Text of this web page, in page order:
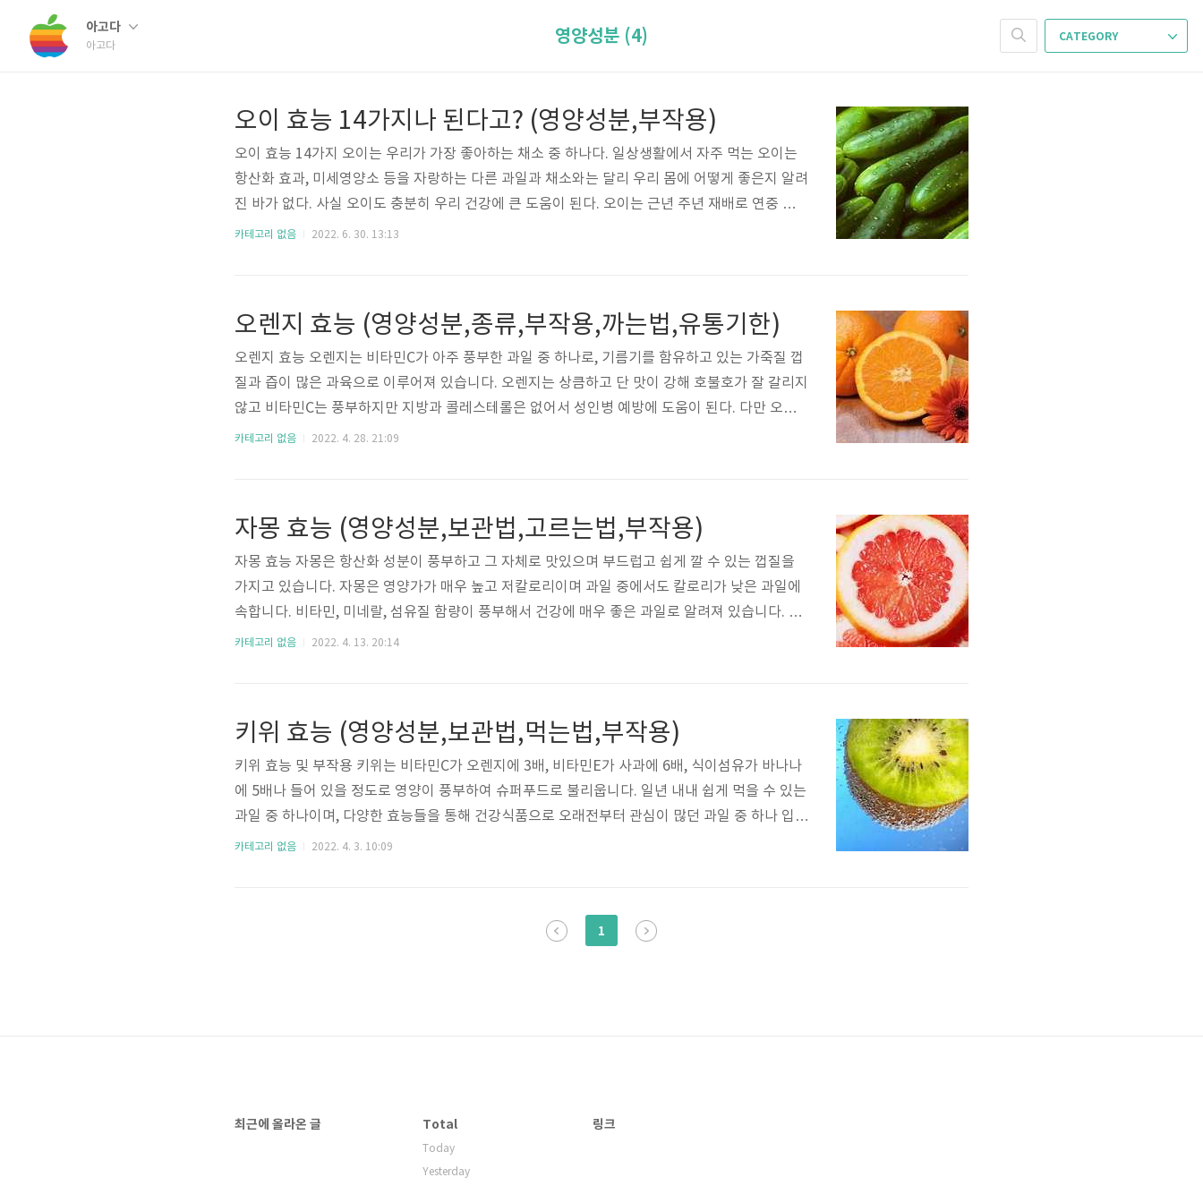
아고다
아고다
CATEGORY
영양성분 (4)
오이 효능 14가지나 된다고? (영양성분,부작용)
오이 효능 14가지 오이는 우리가 가장 좋아하는 채소 중 하나다. 일상생활에서 자주 먹는 오이는
항산화 효과, 미세영양소 등을 자랑하는 다른 과일과 채소와는 달리 우리 몸에 어떻게 좋은지 알려
진 바가 없다. 사실 오이도 충분히 우리 건강에 큰 도움이 된다. 오이는 근년 주년 재배로 연중 먹을
수 있지만 원래 늦봄부터 여름동안만 먹어왔다. 오이의 식품가치는 여름동안 수분공급과 씹는 감
C 하루 권장량의 14%가 들어있다. ..
카테고리 없음 2022. 6. 30. 13:13
오렌지 효능 (영양성분,종류,부작용,까는법,유통기한)
오렌지 효능 오렌지는 비타민C가 아주 풍부한 과일 중 하나로, 기름기를 함유하고 있는 가죽질 껍
질과 즙이 많은 과육으로 이루어져 있습니다. 오렌지는 상큼하고 단 맛이 강해 호불호가 잘 갈리지
않고 비타민C는 풍부하지만 지방과 콜레스테롤은 없어서 성인병 예방에 도움이 된다. 다만 오렌
지의 칼로리가 100g 기준 40kcal 정도인 것과 고당도 식품임을 감안해 다이어트 시 섭취하는 것
C는 피부의 보습 작용과 탄력향상을 도와주기에 ..
카테고리 없음 2022. 4. 28. 21:09
자몽 효능 (영양성분,보관법,고르는법,부작용)
자몽 효능 자몽은 항산화 성분이 풍부하고 그 자체로 맛있으며 부드럽고 쉽게 깔 수 있는 껍질을
가지고 있습니다. 자몽은 영양가가 매우 높고 저칼로리이며 과일 중에서도 칼로리가 낮은 과일에
속합니다. 비타민, 미네랄, 섬유질 함량이 풍부해서 건강에 매우 좋은 과일로 알려져 있습니다. 목
차 자몽 영양성분 자몽은 100g당 42칼로리 이며, 식이섬유가 풍부하고, 비타민C가 풍부합니다.
을 더 느끼도록 만들어 줍니다. 자몽 다이어트는..
카테고리 없음 2022. 4. 13. 20:14
키위 효능 (영양성분,보관법,먹는법,부작용)
키위 효능 및 부작용 키위는 비타민C가 오렌지에 3배, 비타민E가 사과에 6배, 식이섬유가 바나나
에 5배나 들어 있을 정도로 영양이 풍부하여 슈퍼푸드로 불리웁니다. 일년 내내 쉽게 먹을 수 있는
과일 중 하나이며, 다양한 효능들을 통해 건강식품으로 오래전부터 관심이 많던 과일 중 하나 입니
다. 키위에 대해서 자세하게 알아보겠습니다. 목차 키위 영양성분 키위는 100g당 열량 53kcal 밖
장 건강 개선 키위는 소화와 장 건강에 효과적인 식이섬유가 풍부합니다. 천연 단백질 분해효소인
카테고리 없음 2022. 4. 3. 10:09
1
최근에 올라온 글 Total
Today
Yesterday
링크